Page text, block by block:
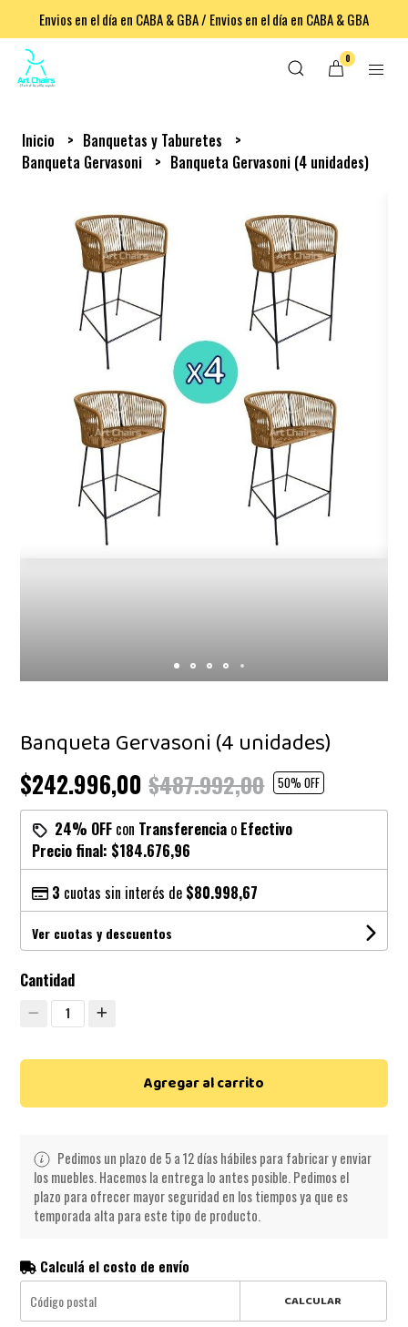
Envios en el día en CABA & GBA / Envios en el día en CABA & GBA
0
Inicio
Banquetas y Taburetes
Banqueta Gervasoni
Banqueta Gervasoni (4 unidades)
Banqueta Gervasoni (4 unidades)
$242.996,00$487.992,00 50% OFF
24% OFF con Transferencia o Efectivo
Precio final: $184.676,96
3 cuotas sin interés de $80.998,67
Ver cuotas y descuentos
Cantidad
1
Agregar al carrito
Pedimos un plazo de 5 a 12 días hábiles para fabricar y enviar
los muebles. Hacemos la entrega lo antes posible. Pedimos el
plazo para ofrecer mayor seguridad en los tiempos ya que es
temporada alta para este tipo de producto.
Calculá el costo de envío
CALCULAR